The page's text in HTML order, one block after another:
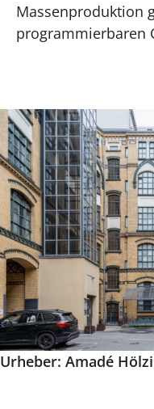
Massenproduktion
programmierbaren
Urheber: Amadé